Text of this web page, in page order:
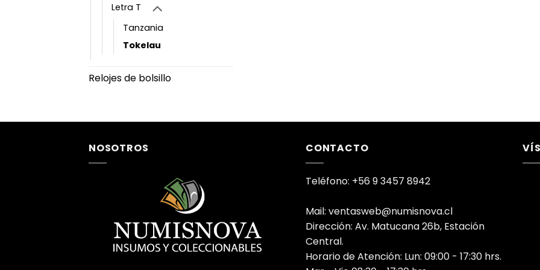
Letra T
Tanzania
Tokelau
Relojes de bolsillo
NOSOTROS CONTACTO
Teléfono: +56 9 3457 8942
Mail: ventasweb@numisnova.cl
Dirección: Av. Matucana 26b, Estación
Central.
Horario de Atención: Lun: 09:00 - 17:30 hrs.